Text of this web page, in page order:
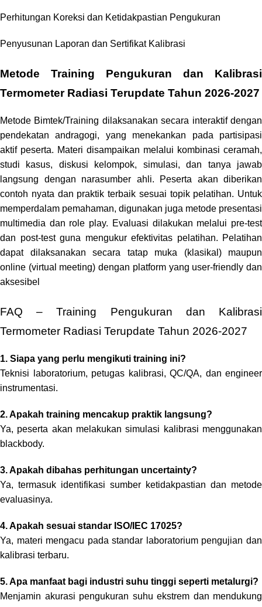
Perhitungan Koreksi dan Ketidakpastian Pengukuran
Penyusunan Laporan dan Sertifikat Kalibrasi
Metode Training Pengukuran dan Kalibrasi
Termometer Radiasi Terupdate Tahun 2026-2027
Metode Bimtek/Training dilaksanakan secara interaktif dengan
pendekatan andragogi, yang menekankan pada partisipasi
aktif peserta. Materi disampaikan melalui kombinasi ceramah,
studi kasus, diskusi kelompok, simulasi, dan tanya jawab
langsung dengan narasumber ahli. Peserta akan diberikan
contoh nyata dan praktik terbaik sesuai topik pelatihan. Untuk
memperdalam pemahaman, digunakan juga metode presentasi
multimedia dan role play. Evaluasi dilakukan melalui pre-test
dan post-test guna mengukur efektivitas pelatihan. Pelatihan
dapat dilaksanakan secara tatap muka (klasikal) maupun
online (virtual meeting) dengan platform yang user-friendly dan
aksesibel
FAQ – Training Pengukuran dan Kalibrasi
Termometer Radiasi Terupdate Tahun 2026-2027
1. Siapa yang perlu mengikuti training ini?
Teknisi laboratorium, petugas kalibrasi, QC/QA, dan engineer
instrumentasi.
2. Apakah training mencakup praktik langsung?
Ya, peserta akan melakukan simulasi kalibrasi menggunakan
blackbody.
3. Apakah dibahas perhitungan uncertainty?
Ya, termasuk identifikasi sumber ketidakpastian dan metode
evaluasinya.
4. Apakah sesuai standar ISO/IEC 17025?
Ya, materi mengacu pada standar laboratorium pengujian dan
kalibrasi terbaru.
5. Apa manfaat bagi industri suhu tinggi seperti metalurgi?
Menjamin akurasi pengukuran suhu ekstrem dan mendukung